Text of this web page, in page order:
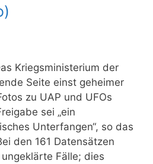
Kriegsministerium der
Seite einst geheimer
zu UAP und UFOs
sei „ein
Unterfangen“, so das
den 161 Datensätzen
Fälle; dies